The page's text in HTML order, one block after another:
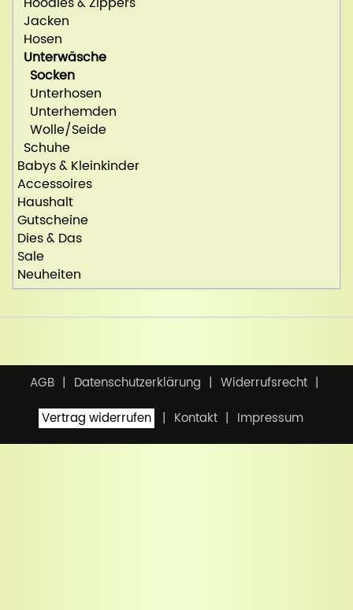
Jacken
Hosen
Unterwäsche
Socken
Unterhosen
Unterhemden
Wolle/Seide
Schuhe
Babys & Kleinkinder
Accessoires
Haushalt
Gutscheine
Dies & Das
Sale
Neuheiten
AGB Datenschutzerklärung
Widerrufsrecht
Vertrag widerrufen
Kontakt Impressum